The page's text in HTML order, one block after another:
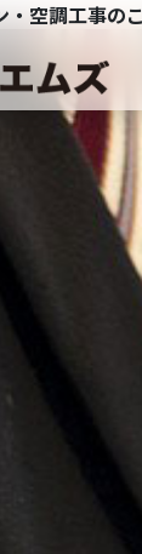
・空調工事の
ション